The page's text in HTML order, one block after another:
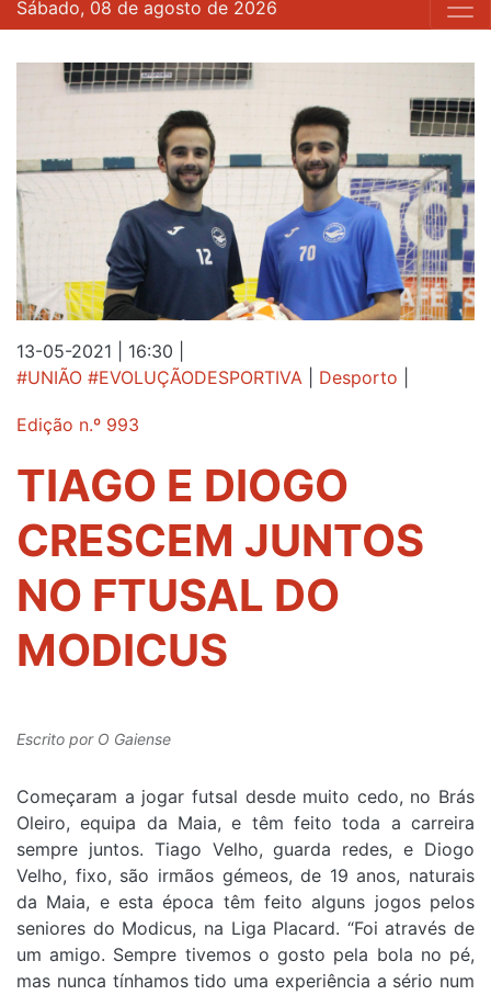
Sábado, 08 de agosto de 2026
13-05-2021 | 16:30
#UNIÃO #EVOLUÇÃODESPORTIVA
Desporto
Edição n.º 993
TIAGO E DIOGO
CRESCEM JUNTOS
NO FTUSAL DO
MODICUS
Escrito por O Gaiense
Começaram a jogar futsal desde muito cedo, no Brás
Oleiro, equipa da Maia, e têm feito toda a carreira
sempre juntos. Tiago Velho, guarda redes, e Diogo
Velho, fixo, são irmãos gémeos, de 19 anos, naturais
da Maia, e esta época têm feito alguns jogos pelos
seniores do Modicus, na Liga Placard. “Foi através de
um amigo. Sempre tivemos o gosto pela bola no pé,
mas nunca tínhamos tido uma experiência a sério num